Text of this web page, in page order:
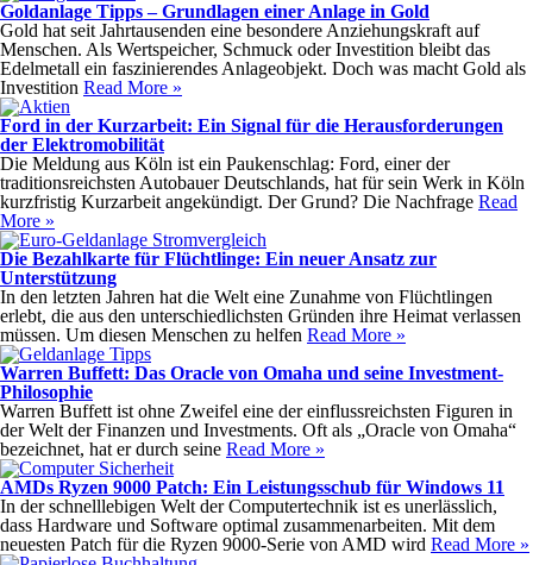
Goldanlage Tipps – Grundlagen einer Anlage in Gold
Gold hat seit Jahrtausenden eine besondere Anziehungskraft auf
Menschen. Als Wertspeicher, Schmuck oder Investition bleibt das
Edelmetall ein faszinierendes Anlageobjekt. Doch was macht Gold als
Investition Read More »
Ford in der Kurzarbeit: Ein Signal für die Herausforderungen
der Elektromobilität
Die Meldung aus Köln ist ein Paukenschlag: Ford, einer der
traditionsreichsten Autobauer Deutschlands, hat für sein Werk in Köln
kurzfristig Kurzarbeit angekündigt. Der Grund? Die Nachfrage Read
More »
Die Bezahlkarte für Flüchtlinge: Ein neuer Ansatz zur
Unterstützung
In den letzten Jahren hat die Welt eine Zunahme von Flüchtlingen
erlebt, die aus den unterschiedlichsten Gründen ihre Heimat verlassen
müssen. Um diesen Menschen zu helfen Read More »
Warren Buffett: Das Oracle von Omaha und seine Investment-
Philosophie
Warren Buffett ist ohne Zweifel eine der einflussreichsten Figuren in
der Welt der Finanzen und Investments. Oft als „Oracle von Omaha“
bezeichnet, hat er durch seine Read More »
AMDs Ryzen 9000 Patch: Ein Leistungsschub für Windows 11
In der schnelllebigen Welt der Computertechnik ist es unerlässlich,
dass Hardware und Software optimal zusammenarbeiten. Mit dem
neuesten Patch für die Ryzen 9000-Serie von AMD wird Read More »